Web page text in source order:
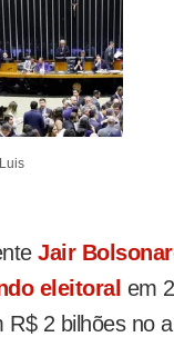
Jair
eleitoral em
2 bilhões no